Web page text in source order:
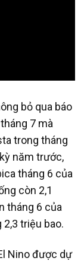
bỏ qua báo
7 mà
trong tháng
năm trước,
tháng 6 của
còn 2,1
tháng 6 của
triệu bao.
Nino được dự